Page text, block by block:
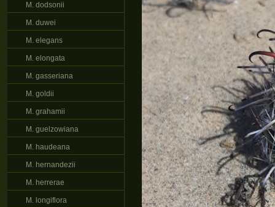
M. dodsonii
M. duwei
M. elegans
M. elongata
M. gasseriana
M. goldii
M. grahamii
M. guelzowiana
M. haudeana
M. hernandezii
M. herrerae
M. longiflora